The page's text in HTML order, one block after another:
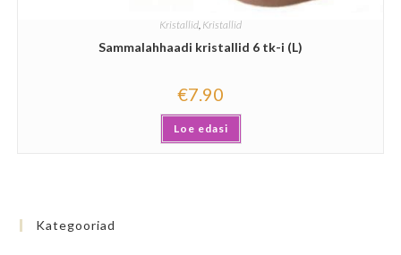
Kristallid, Kristallid
Sammalahhaadi kristallid 6 tk-i (L)
€7.90
Loe edasi
Kategooriad